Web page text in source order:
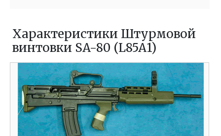
Характеристики Штурмовой
винтовки SA-80 (L85A1)